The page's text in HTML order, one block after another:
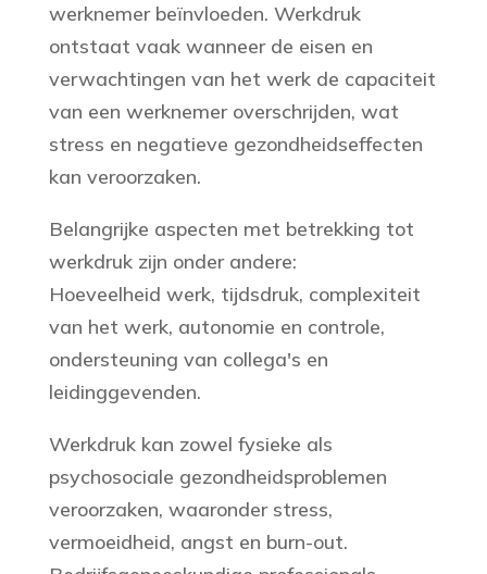
werknemer beïnvloeden. Werkdruk
ontstaat vaak wanneer de eisen en
verwachtingen van het werk de capaciteit
van een werknemer overschrijden, wat
stress en negatieve gezondheidseffecten
kan veroorzaken.
Belangrijke aspecten met betrekking tot
werkdruk zijn onder andere:
Hoeveelheid werk, tijdsdruk, complexiteit
van het werk, autonomie en controle,
ondersteuning van collega's en
leidinggevenden.
Werkdruk kan zowel fysieke als
psychosociale gezondheidsproblemen
veroorzaken, waaronder stress,
vermoeidheid, angst en burn-out.